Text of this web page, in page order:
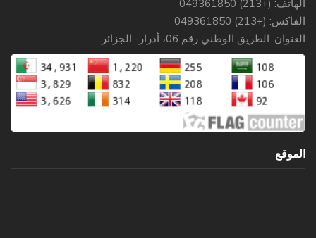
الهاتف: (+213) 049361850
الفاكس: (+213) 049361850
العنوان: الطريق الوطني رقم 06، أدرار- الجزائر.
الموقع